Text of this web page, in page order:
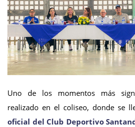
Uno de los momentos más
realizado en el coliseo, donde se
oficial del Club Deportivo